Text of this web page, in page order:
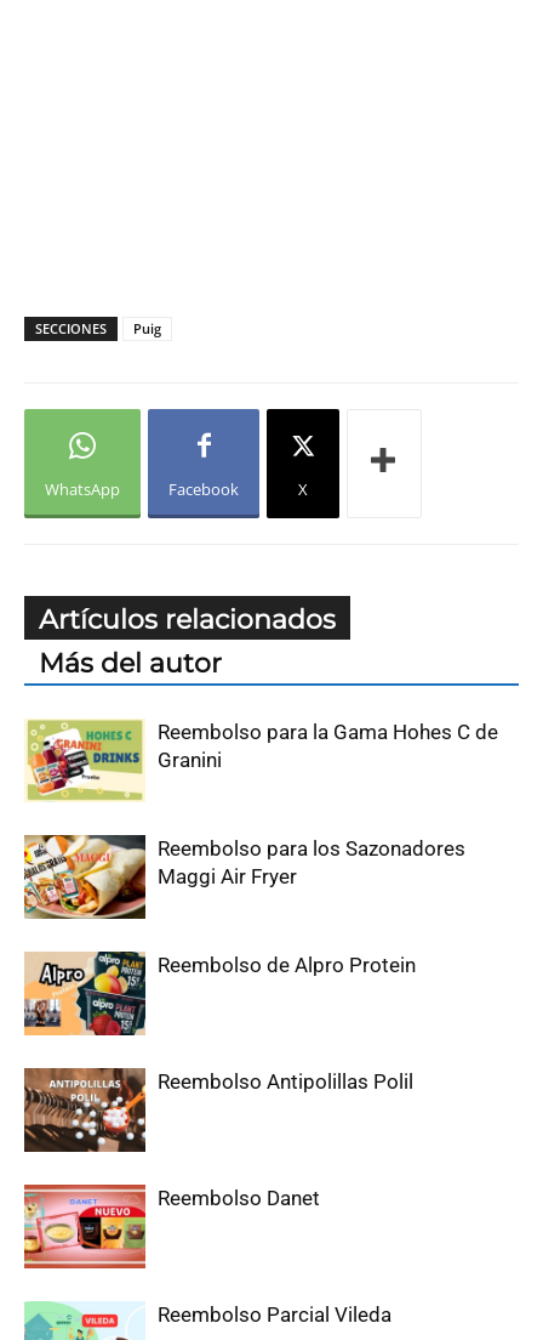
SECCIONES Puig
WhatsApp Facebook X
Artículos relacionados
Más del autor
Reembolso para la Gama Hohes C de
Granini
Reembolso para los Sazonadores
Maggi Air Fryer
Reembolso de Alpro Protein
Reembolso Antipolillas Polil
Reembolso Danet
Reembolso Parcial Vileda